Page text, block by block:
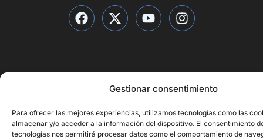
Gestionar consentimiento
Para ofrecer las mejores experiencias, utilizamos tecnologías como las
almacenar y/o acceder a la información del dispositivo. El consentimiento
tecnologías nos permitirá procesar datos como el comportamiento de
© 2026 Qué está pasando
Diseño web porideasyletras.com